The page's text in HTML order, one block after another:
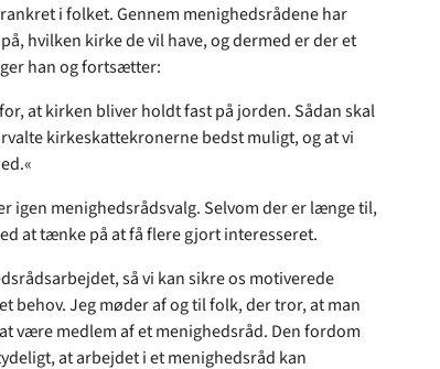
i folket. Gennem menighedsrådene har
hvilken kirke de vil have, og dermed er der et
han og fortsætter:
at kirken bliver holdt fast på jorden. Sådan skal
kirkeskattekronerne bedst muligt, og at vi
igen menighedsrådsvalg. Selvom der er længe til,
at tænke på at få flere gjort interesseret.
så vi kan sikre os motiverede
behov. Jeg møder af og til folk, der tror, at man
være medlem af et menighedsråd. Den fordom
at arbejdet i et menighedsråd kan